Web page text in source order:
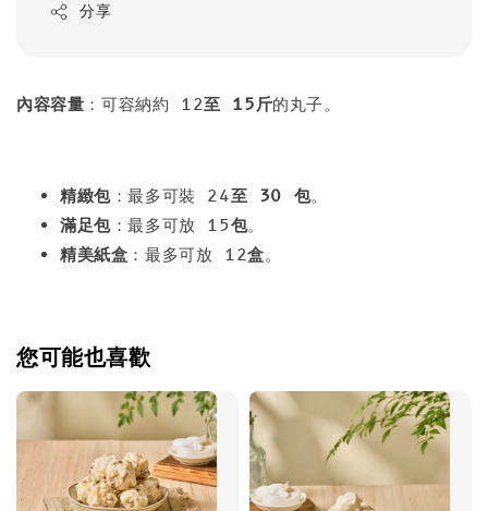
分享
內容容量 ：可容納約 12至 15斤的丸子。
精緻包：最多可裝 24至 30 包。
滿足包：最多可放 15包。
精美紙盒 ：最多可放 12盒。
您可能也喜歡